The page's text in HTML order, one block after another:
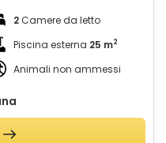
2Camere da letto
Piscina esterna 25 m2
Animali non ammessi